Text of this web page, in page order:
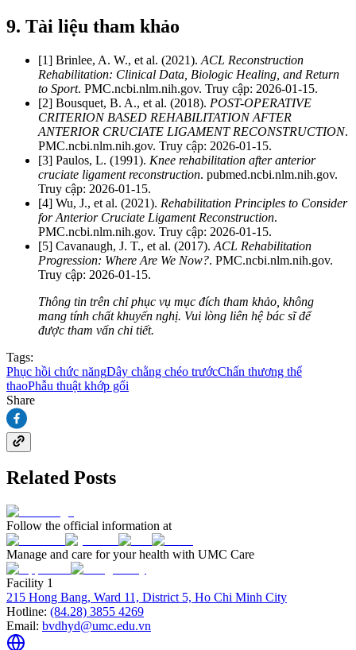
9. Tài liệu tham khảo
[1] Brinlee, A. W., et al. (2021). ACL Reconstruction
Rehabilitation: Clinical Data, Biologic Healing, and Return
to Sport. PMC.ncbi.nlm.nih.gov. Truy cập: 2026-01-15.
[2] Bousquet, B. A., et al. (2018). POST-OPERATIVE
CRITERION BASED REHABILITATION AFTER
ANTERIOR CRUCIATE LIGAMENT RECONSTRUCTION.
PMC.ncbi.nlm.nih.gov. Truy cập: 2026-01-15.
[3] Paulos, L. (1991). Knee rehabilitation after anterior
cruciate ligament reconstruction. pubmed.ncbi.nlm.nih.gov.
Truy cập: 2026-01-15.
[4] Wu, J., et al. (2021). Rehabilitation Principles to Consider
for Anterior Cruciate Ligament Reconstruction.
PMC.ncbi.nlm.nih.gov. Truy cập: 2026-01-15.
[5] Cavanaugh, J. T., et al. (2017). ACL Rehabilitation
Progression: Where Are We Now?. PMC.ncbi.nlm.nih.gov.
Truy cập: 2026-01-15.
Thông tin trên chỉ phục vụ mục đích tham khảo, không
mang tính chất khuyến nghị. Vui lòng liên hệ bác sĩ để
được tham vấn chi tiết.
Tags:
Phục hồi chức năngDây chằng chéo trướcChấn thương thể
thaoPhẫu thuật khớp gối
Share
Related Posts
Follow the official information at
Manage and care for your health with UMC Care
Facility 1
215 Hong Bang, Ward 11, District 5, Ho Chi Minh City
Hotline: (84.28) 3855 4269
Email: bvdhyd@umc.edu.vn